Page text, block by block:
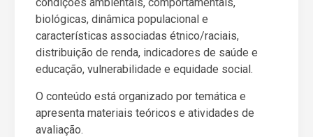
biológicas, dinâmica populacional e
características associadas étnico/raciais,
distribuição de renda, indicadores de saúde e
educação, vulnerabilidade e equidade social.
O conteúdo está organizado por temática e
apresenta materiais teóricos e atividades de
avaliação.